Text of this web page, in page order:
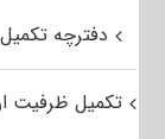
دفترچه تکمیل
تکمیل ظرفیت